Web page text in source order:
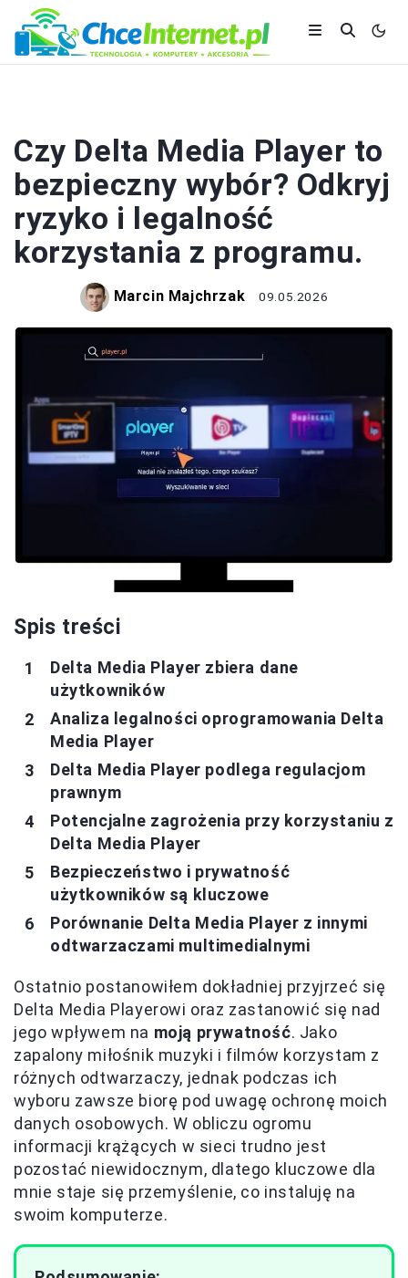
Czy Delta Media Player to
bezpieczny wybór? Odkryj
ryzyko i legalność
korzystania z programu.
Marcin Majchrzak 09.05.2026
Spis treści
Delta Media Player zbiera dane
użytkowników
Analiza legalności oprogramowania Delta
Media Player
Delta Media Player podlega regulacjom
prawnym
Potencjalne zagrożenia przy korzystaniu z
Delta Media Player
Bezpieczeństwo i prywatność
użytkowników są kluczowe
Porównanie Delta Media Player z innymi
odtwarzaczami multimedialnymi
Ostatnio postanowiłem dokładniej przyjrzeć się
Delta Media Playerowi oraz zastanowić się nad
jego wpływem na moją prywatność. Jako
zapalony miłośnik muzyki i filmów korzystam z
różnych odtwarzaczy, jednak podczas ich
wyboru zawsze biorę pod uwagę ochronę moich
danych osobowych. W obliczu ogromu
informacji krążących w sieci trudno jest
pozostać niewidocznym, dlatego kluczowe dla
mnie staje się przemyślenie, co instaluję na
swoim komputerze.